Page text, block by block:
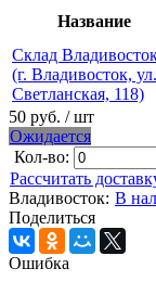
Название
Склад
(г. Владивосток, ул.
Светланская, 118)
50 руб. / шт
Ожидается
Кол-во:
Рассчитать
Владивосток: В
Поделиться
Ошибка